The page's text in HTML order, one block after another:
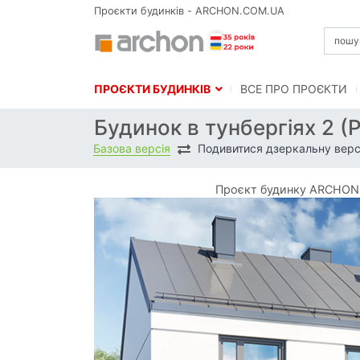
Проєкти будинків - ARCHON.COM.UA
ПРОЄКТИ БУДИНКІВ BСЕ ПРО ПРОЄКТИ
Будинок в тунбергіях 2
Базова версія Подивитися дзеркальну
Проєкт будинку